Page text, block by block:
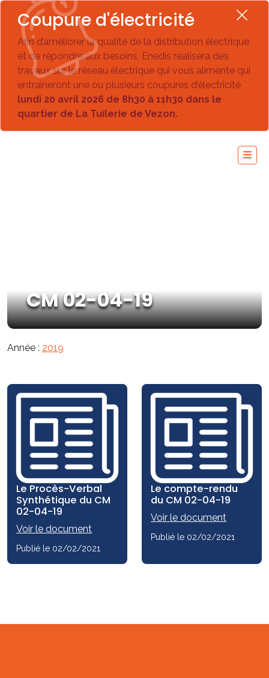
Coupure d'électricité
Afin d’améliorer la qualité de la distribution électrique
et de répondre aux besoins, Enedis réalisera des
travaux sur le réseau électrique qui vous alimente qui
entraîneront une ou plusieurs coupures d’électricité
lundi 20 avril 2026 de 8h30 à 11h30 dans le
quartier de La Tuilerie de Vezon.
CM 02-04-19
Année : 2019
Le Procès-Verbal
Synthétique du CM
02-04-19
Voir le document
Publié le 02/02/2021
Le compte-rendu
du CM 02-04-19
Voir le document
Publié le 02/02/2021